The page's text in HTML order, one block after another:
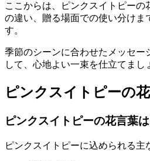
ここからは、ピンクスイトピーの
の違い、贈る場面での使い分けま
す。
季節のシーンに合わせたメッセー
して、心地よい一束を仕立てまし
ピンクスイトピーの
ピンクスイトピーの花言葉は
ピンクスイトピーに込められる主